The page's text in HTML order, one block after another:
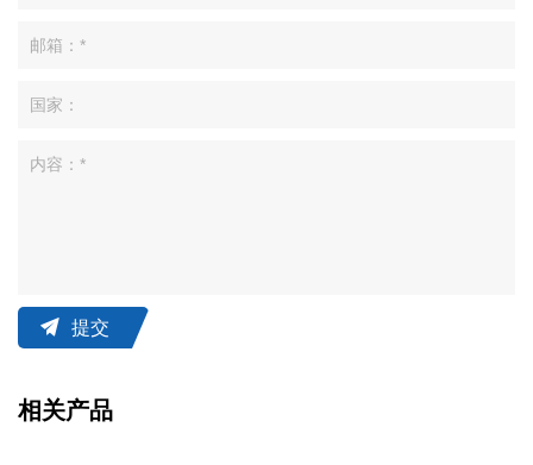
提交
相关产品